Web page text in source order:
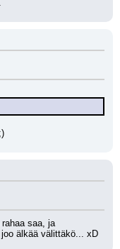
saa, ja
älkää välittäkö... xD